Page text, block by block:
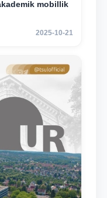
mobillik
2025-10-21